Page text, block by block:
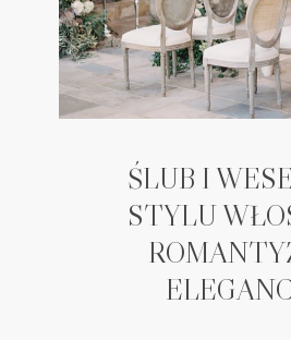
ŚLUB I
STYLU